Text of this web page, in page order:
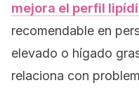
mejora el perfil
recomendable en
elevado o hígado
relaciona con